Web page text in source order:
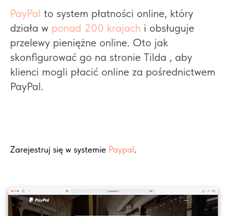
PayPal to system płatności online, który
działa w ponad 200 krajach i obsługuje
przelewy pieniężne online. Oto jak
skonfigurować go na stronie Tilda , aby
klienci mogli płacić online za pośrednictwem
PayPal.
Zarejestruj się w systemie Paypal.